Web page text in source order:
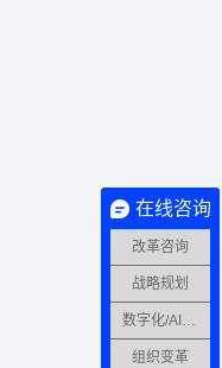
在线咨询
改革咨询
战略规划
数字化/AI转型
组织变革